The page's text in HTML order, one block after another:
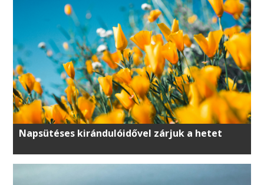
Napsütéses kirándulóidővel zárjuk a hetet